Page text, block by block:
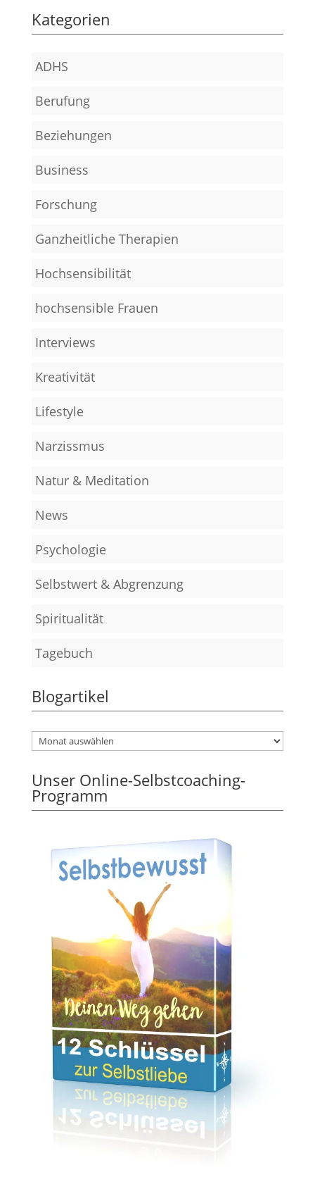
Kategorien
ADHS
Berufung
Beziehungen
Business
Forschung
Ganzheitliche Therapien
Hochsensibilität
hochsensible Frauen
Interviews
Kreativität
Lifestyle
Narzissmus
Natur & Meditation
News
Psychologie
Selbstwert & Abgrenzung
Spiritualität
Tagebuch
Blogartikel
Unser Online-Selbstcoaching-
Programm